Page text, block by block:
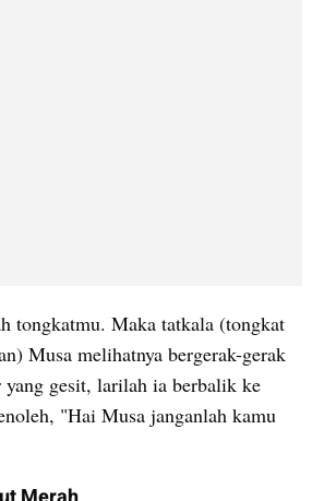
tongkatmu. Maka tatkala (tongkat
Musa melihatnya bergerak-gerak
yang gesit, larilah ia berbalik ke
"Hai Musa janganlah kamu